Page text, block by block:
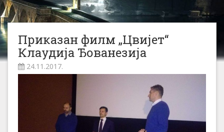
Приказан филм „Цвијет“
Клаудија Ђованезија
24.11.2017.